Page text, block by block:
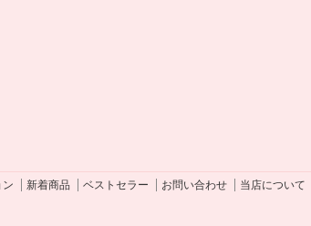
ン 新着商品 ベストセラー お問い合わせ 当店について